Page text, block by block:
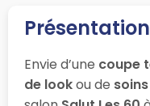
Envie d’une coupe
de lookou de